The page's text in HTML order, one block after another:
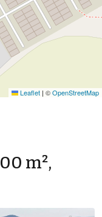
Leaflet | ©OpenStreetMap
m²,